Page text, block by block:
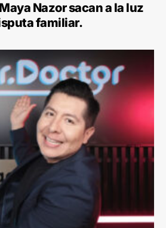
Nazor sacan a la luz
familiar.